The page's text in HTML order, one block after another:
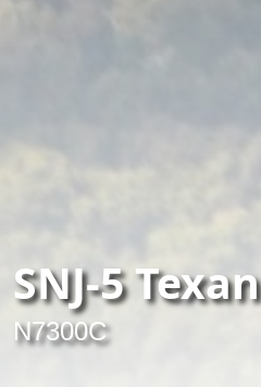
SNJ-5 Texan
N7300C